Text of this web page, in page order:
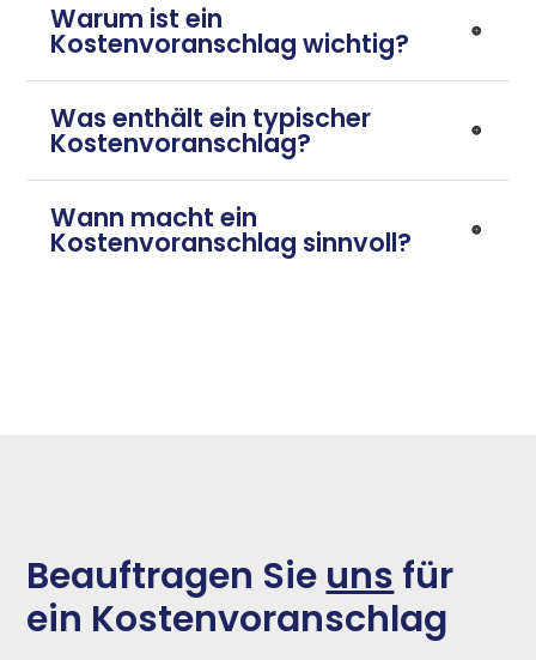
Warum ist ein
Kostenvoranschlag wichtig?
Was enthält ein typischer
Kostenvoranschlag?
Wann macht ein
Kostenvoranschlag sinnvoll?
Beauftragen Sie uns für
ein Kostenvoranschlag